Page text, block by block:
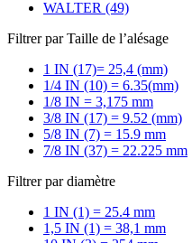
WALTER (49)
Filtrer par Taille de l’alésage
1 IN (17)= 25,4 (mm)
1/4 IN (10) = 6.35(mm)
1/8 IN = 3,175 mm
3/8 IN (17) = 9.52 (mm)
5/8 IN (7) = 15.9 mm
7/8 IN (37) = 22.225 mm
Filtrer par diamètre
1 IN (1) = 25.4 mm
1,5 IN (1) = 38,1 mm